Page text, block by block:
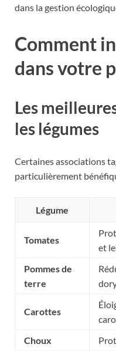
dans la gestion
Comment
dans votre
Les
les légumes
Certaines associations
particulièrement
Légume
Tomates
et
Pommes de
terre
Carottes
Choux